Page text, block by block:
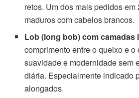
retos. Um dos mais pedidos
maduros com cabelos brancos.
Lob (long bob) com camadas
comprimento entre o queixo e o
suavidade e modernidade sem
diária. Especialmente indicado
alongados.